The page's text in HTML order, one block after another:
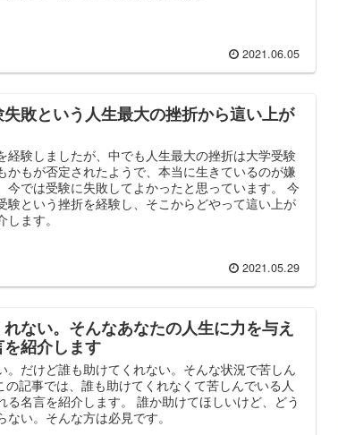
2021.06.05
敗という人生最大の挫折から這い上が
経験しましたが、中でも人生最大の挫折は大学受験
かもが否定されたようで、本当に生きているのが嫌
今では受験に失敗してよかったと思っています。 今
験という挫折を経験し、そこからどやって這い上が
ます。
2021.05.29
ない。そんなあなたの人生に力を与え
紹介します
。だけど誰も助けてくれない。そんな状況で苦しん
の記事では、誰も助けてくれなくて苦しんでいる人
る名言を紹介します。 誰か助けてほしいけど、どう
ない。そんな方は必見です。